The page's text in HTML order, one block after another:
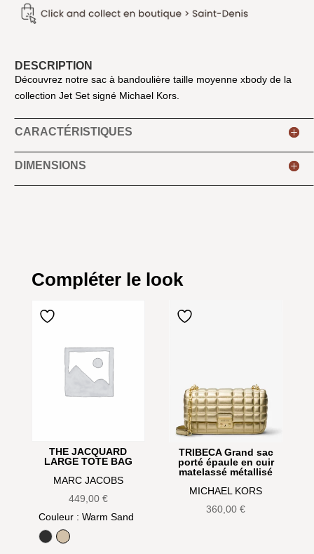
DESCRIPTION
Découvrez notre sac à bandoulière taille moyenne xbody de la
collection Jet Set signé Michael Kors.
CARACTÉRISTIQUES
DIMENSIONS
Compléter le look
THE JACQUARD
LARGE TOTE BAG
MARC JACOBS
449,00 €
Couleur : Warm Sand
BlackWarm Sand
TRIBECA Grand sac
porté épaule en cuir
matelassé métallisé
MICHAEL KORS
360,00€